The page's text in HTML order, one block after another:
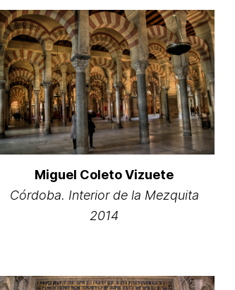
Miguel Coleto Vizuete
Córdoba. Interior de la Mezquita
2014